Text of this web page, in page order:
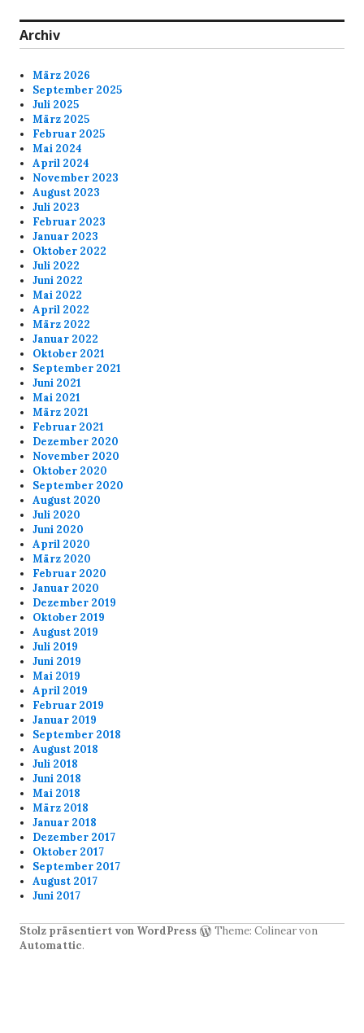
Archiv
März 2026
September 2025
Juli 2025
März 2025
Februar 2025
Mai 2024
April 2024
November 2023
August 2023
Juli 2023
Februar 2023
Januar 2023
Oktober 2022
Juli 2022
Juni 2022
Mai 2022
April 2022
März 2022
Januar 2022
Oktober 2021
September 2021
Juni 2021
Mai 2021
März 2021
Februar 2021
Dezember 2020
November 2020
Oktober 2020
September 2020
August 2020
Juli 2020
Juni 2020
April 2020
März 2020
Februar 2020
Januar 2020
Dezember 2019
Oktober 2019
August 2019
Juli 2019
Juni 2019
Mai 2019
April 2019
Februar 2019
Januar 2019
September 2018
August 2018
Juli 2018
Juni 2018
Mai 2018
März 2018
Januar 2018
Dezember 2017
Oktober 2017
September 2017
August 2017
Juni 2017
Stolz präsentiert von WordPress
Theme: Colinear von
Automattic.